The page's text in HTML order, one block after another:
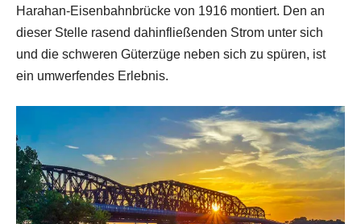
Harahan-Eisenbahnbrücke von 1916 montiert. Den an
dieser Stelle rasend dahinfließenden Strom unter sich
und die schweren Güterzüge neben sich zu spüren, ist
ein umwerfendes Erlebnis.